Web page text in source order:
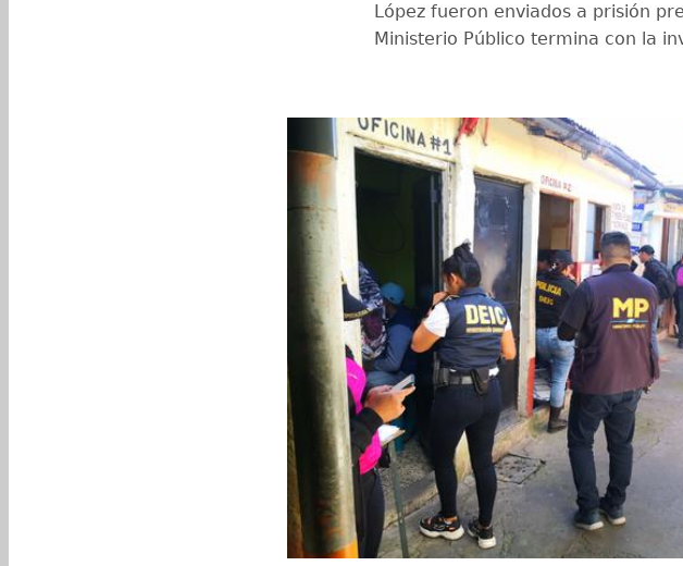
López fueron enviados a prisión
Ministerio Público termina con la